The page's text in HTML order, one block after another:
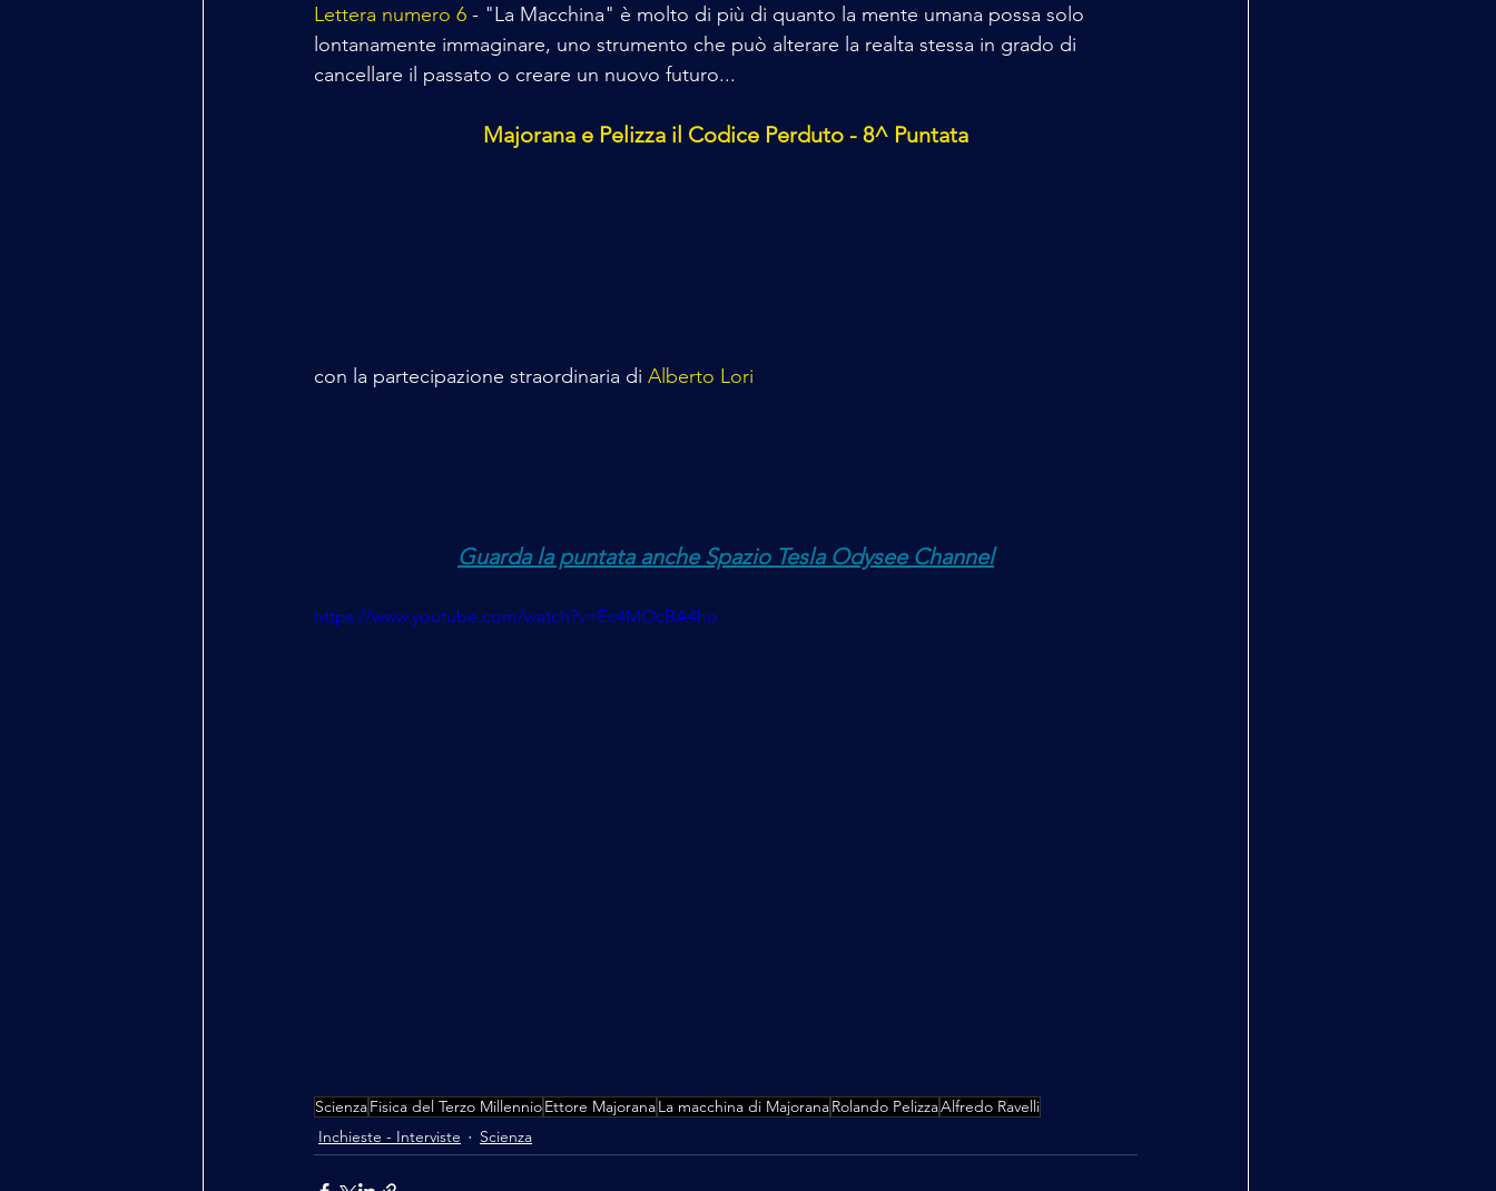
Lettera numero 6 - "La Macchina" è molto di più di quanto la mente umana possa solo
lontanamente immaginare, uno strumento che può alterare la realta stessa in grado di
cancellare il passato o creare un nuovo futuro...
Majorana e Pelizza il Codice Perduto - 8^ Puntata
con la partecipazione straordinaria di Alberto Lori
Guarda la puntata anche Spazio Tesla Odysee Channel
https://www.youtube.com/watch?v=Ec4MOcBA4ho
ScienzaFisica del Terzo MillennioEttore MajoranaLa macchina di MajoranaRolando PelizzaAlfredo Ravelli
Inchieste - Interviste
Scienza